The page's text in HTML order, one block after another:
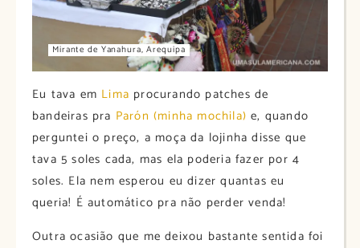
Mirante de Yanahura, Arequipa
Eu tava em Lima procurando patches de
bandeiras pra Parón (minha mochila) e, quando
perguntei o preço, a moça da lojinha disse que
tava 5 soles cada, mas ela poderia fazer por 4
soles. Ela nem esperou eu dizer quantas eu
queria! É automático pra não perder venda!
Outra ocasião que me deixou bastante sentida foi